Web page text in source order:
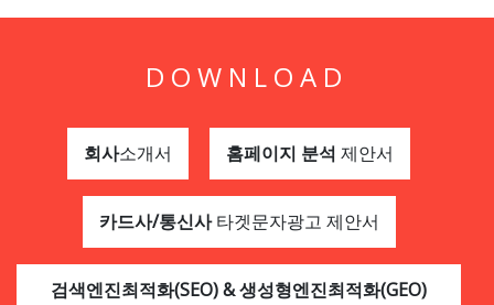
DOWNLOAD
회사소개서 홈페이지 분석 제안서
카드사/통신사타겟문자광고 제안서
검색엔진최적화(SEO) & 생성형엔진최적화(GEO)